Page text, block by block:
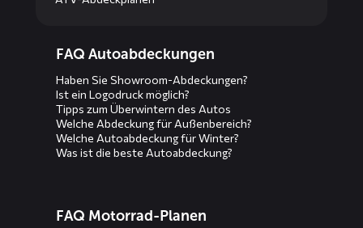
menusFAQ Autoabdeckungen
Haben Sie Showroom-Abdeckungen?
Ist ein Logodruck möglich?
Tipps zum Überwintern des Autos
Welche Abdeckung für Außenbereich?
Welche Autoabdeckung für Winter?
Was ist die beste Autoabdeckung?
FAQ Motorrad-Planen